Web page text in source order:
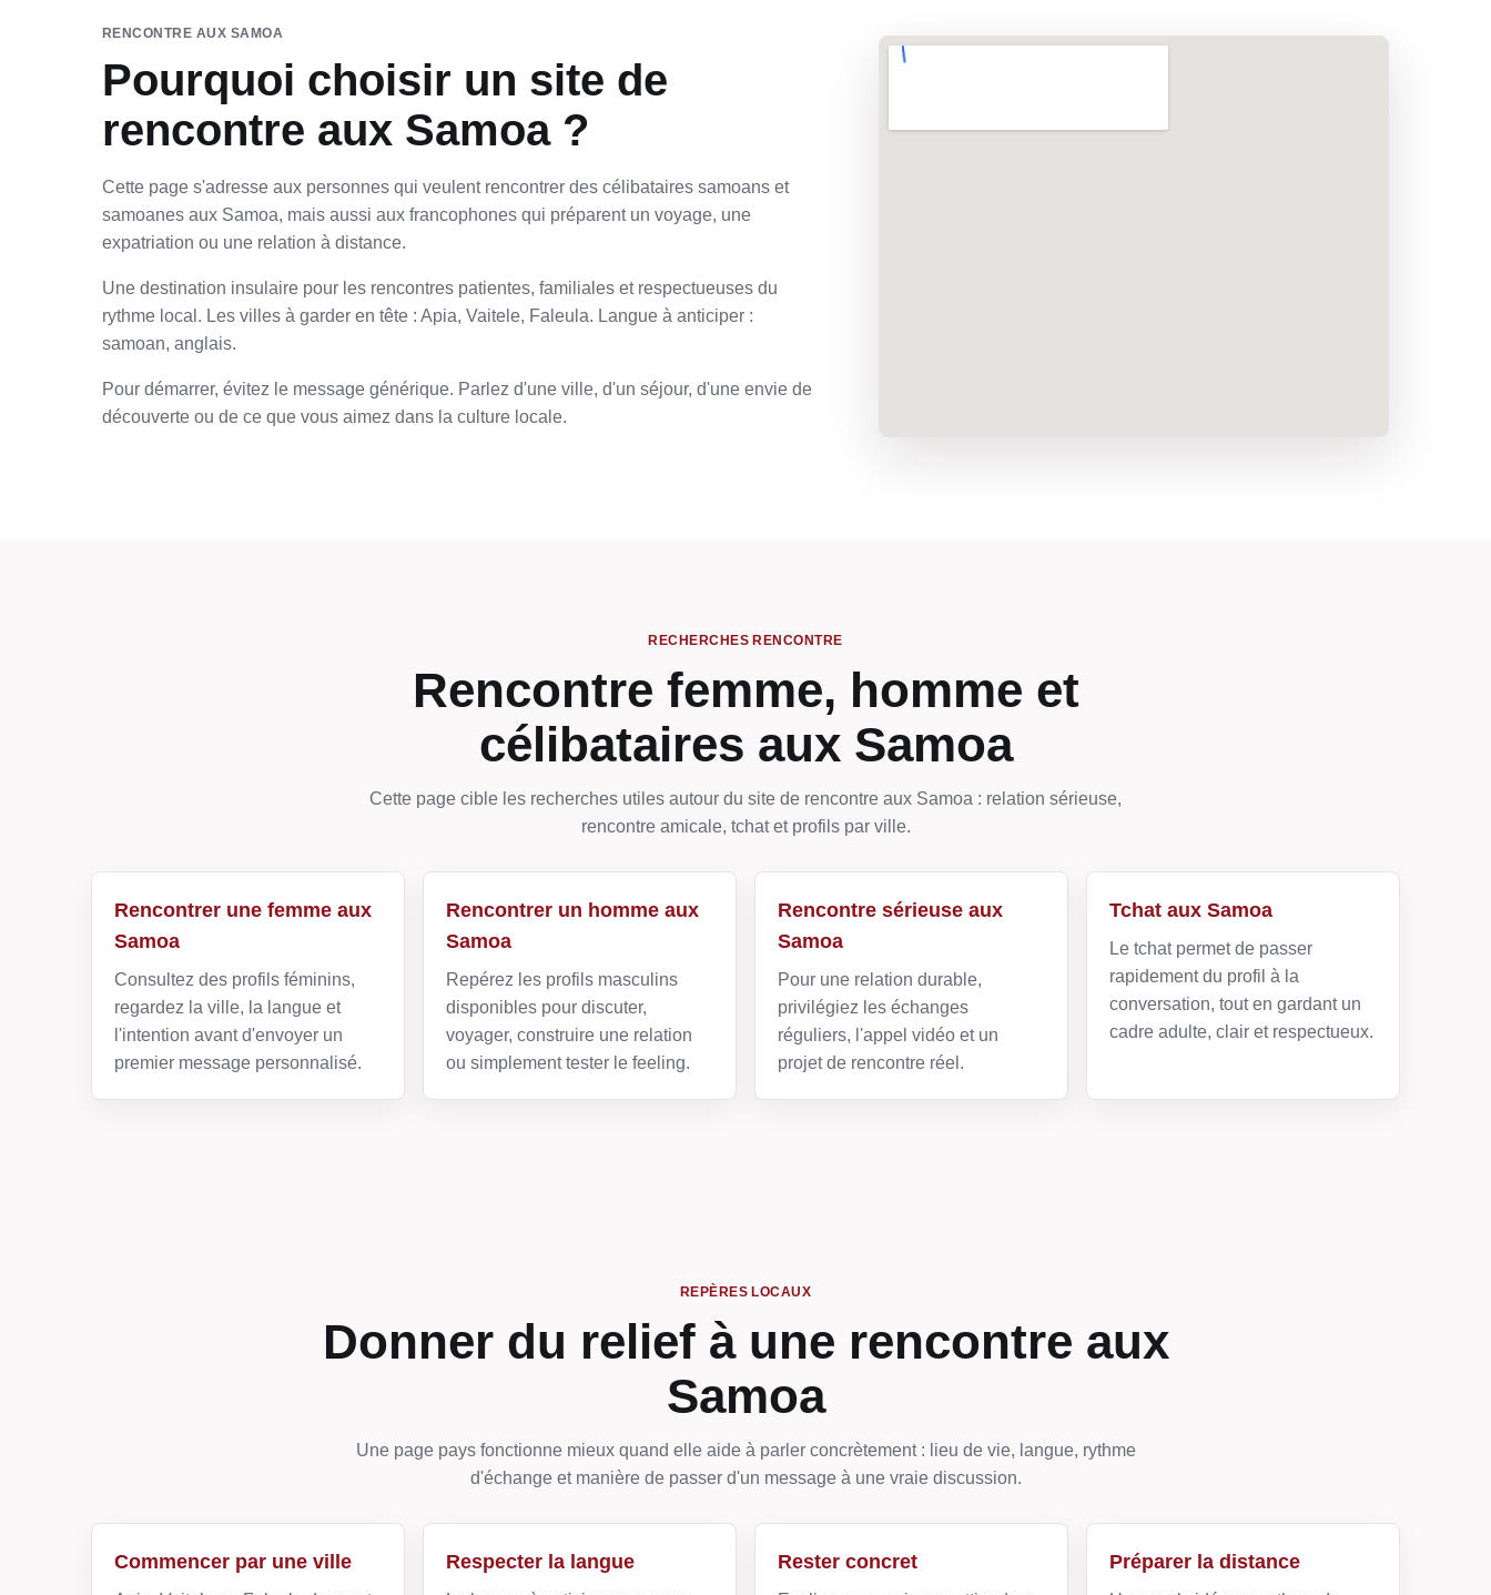
RENCONTRE AUX SAMOA
Pourquoi choisir un site de
rencontre aux Samoa ?
Cette page s'adresse aux personnes qui veulent rencontrer des célibataires samoans et
samoanes aux Samoa, mais aussi aux francophones qui préparent un voyage, une
expatriation ou une relation à distance.
Une destination insulaire pour les rencontres patientes, familiales et respectueuses du
rythme local. Les villes à garder en tête : Apia, Vaitele, Faleula. Langue à anticiper :
samoan, anglais.
Pour démarrer, évitez le message générique. Parlez d'une ville, d'un séjour, d'une envie de
découverte ou de ce que vous aimez dans la culture locale.
RECHERCHES RENCONTRE
Rencontre femme, homme et
célibataires aux Samoa
Cette page cible les recherches utiles autour du site de rencontre aux Samoa : relation sérieuse,
rencontre amicale, tchat et profils par ville.
Rencontrer une femme aux
Samoa
Consultez des profils féminins,
regardez la ville, la langue et
l'intention avant d'envoyer un
premier message personnalisé.
Rencontrer un homme aux
Samoa
Repérez les profils masculins
disponibles pour discuter,
voyager, construire une relation
ou simplement tester le feeling.
Rencontre sérieuse aux
Samoa
Pour une relation durable,
privilégiez les échanges
réguliers, l'appel vidéo et un
projet de rencontre réel.
Tchat aux Samoa
Le tchat permet de passer
rapidement du profil à la
conversation, tout en gardant un
cadre adulte, clair et respectueux.
REPÈRES LOCAUX
Donner du relief à une rencontre aux
Samoa
Une page pays fonctionne mieux quand elle aide à parler concrètement : lieu de vie, langue, rythme
d'échange et manière de passer d'un message à une vraie discussion.
Commencer par une ville Respecter la langue Rester concret Préparer la distance